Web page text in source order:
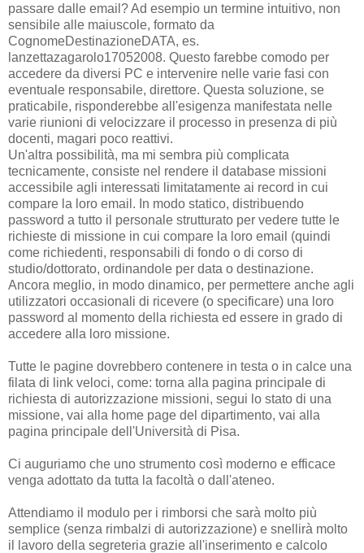
passare dalle email? Ad esempio un termine intuitivo, non
sensibile alle maiuscole, formato da
CognomeDestinazioneDATA, es.
lanzettazagarolo17052008. Questo farebbe comodo per
accedere da diversi PC e intervenire nelle varie fasi con
eventuale responsabile, direttore. Questa soluzione, se
praticabile, risponderebbe all'esigenza manifestata nelle
varie riunioni di velocizzare il processo in presenza di più
docenti, magari poco reattivi.
Un'altra possibilità, ma mi sembra più complicata
tecnicamente, consiste nel rendere il database missioni
accessibile agli interessati limitatamente ai record in cui
compare la loro email. In modo statico, distribuendo
password a tutto il personale strutturato per vedere tutte le
richieste di missione in cui compare la loro email (quindi
come richiedenti, responsabili di fondo o di corso di
studio/dottorato, ordinandole per data o destinazione.
Ancora meglio, in modo dinamico, per permettere anche agli
utilizzatori occasionali di ricevere (o specificare) una loro
password al momento della richiesta ed essere in grado di
accedere alla loro missione.
Tutte le pagine dovrebbero contenere in testa o in calce una
filata di link veloci, come: torna alla pagina principale di
richiesta di autorizzazione missioni, segui lo stato di una
missione, vai alla home page del dipartimento, vai alla
pagina principale dell'Università di Pisa.
Ci auguriamo che uno strumento così moderno e efficace
venga adottato da tutta la facoltà o dall'ateneo.
Attendiamo il modulo per i rimborsi che sarà molto più
semplice (senza rimbalzi di autorizzazione) e snellirà molto
il lavoro della segreteria grazie all'inserimento e calcolo